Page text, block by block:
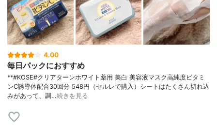
4.00
毎日パックにおすすめ
**#KOSE#クリアターンホワイト薬用 美白 美容液マスク高純度ビタミ
ンC誘導体配合⁡30回分 548円（セルレで購入）⁡シートはたくさん切れ込
みがあって、調…続きを見る